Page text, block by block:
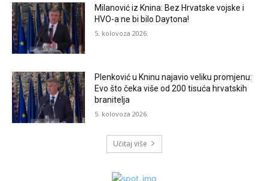
Milanović iz Knina: Bez Hrvatske vojske i
HVO-a ne bi bilo Daytona!
5. kolovoza 2026.
Plenković u Kninu najavio veliku promjenu:
Evo što čeka više od 200 tisuća hrvatskih
branitelja
5. kolovoza 2026.
Učitaj više